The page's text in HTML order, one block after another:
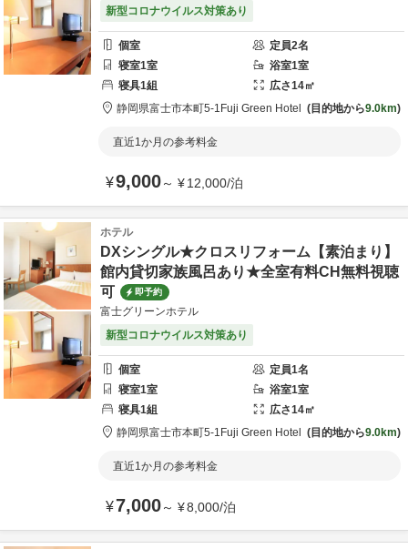
新型コロナウイルス対策あり
個室 定員2名
寝室1室 浴室1室
寝具1組 広さ14㎡
静岡県富士市本町5-1 Fuji Green Hotel 目的地から9.0km
直近1か月の参考料金
¥9,000～ ¥12,000/泊
ホテル
DXシングル★クロスリフォーム【素泊まり】
館内貸切家族風呂あり★全室有料CH無料視聴
可
即予約
富士グリーンホテル
新型コロナウイルス対策あり
個室 定員1名
寝室1室 浴室1室
寝具1組 広さ14㎡
静岡県富士市本町5-1 Fuji Green Hotel 目的地から9.0km
直近1か月の参考料金
¥7,000～ ¥8,000/泊